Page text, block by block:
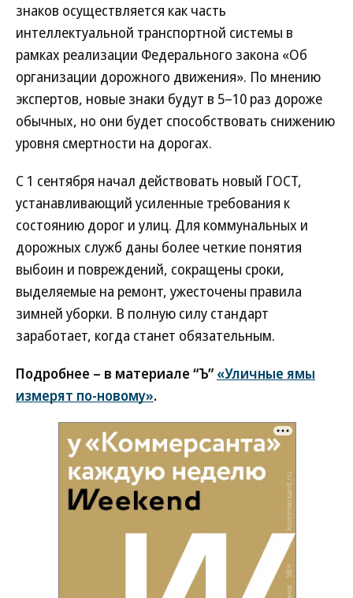
знаков осуществляется как часть
интеллектуальной транспортной системы в
рамках реализации Федерального закона «Об
организации дорожного движения». По мнению
экспертов, новые знаки будут в 5–10 раз дороже
обычных, но они будет способствовать снижению
уровня смертности на дорогах.
С 1 сентября начал действовать новый ГОСТ,
устанавливающий усиленные требования к
состоянию дорог и улиц. Для коммунальных и
дорожных служб даны более четкие понятия
выбоин и повреждений, сокращены сроки,
выделяемые на ремонт, ужесточены правила
зимней уборки. В полную силу стандарт
заработает, когда станет обязательным.
Подробнее – в материале “Ъ” «Уличные ямы
измерят по-новому».